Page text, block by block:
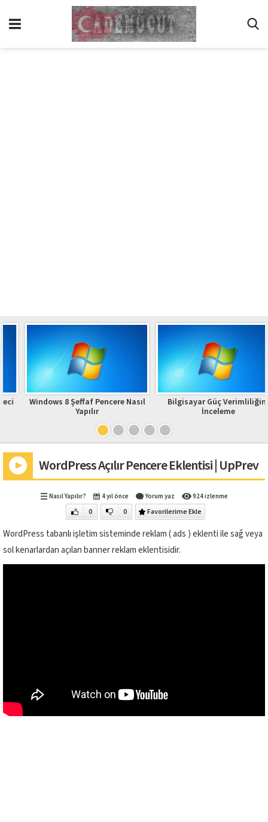
Windows 8 Şeffaf Pencere Nasıl
Yapılır
Bilgisayar Güç Verimliliğini
İnceleme
WordPress Açılır Pencere Eklentisi | UpPrev
Nasıl Yapılır? 4 yıl önce Yorum yaz 924 izlenme
0 0 Favorilerime Ekle
WordPress tabanlı işletim sisteminde reklam ( ads ) eklenti ile sağ veya
sol kenarlardan açılan banner reklam eklentisidir.